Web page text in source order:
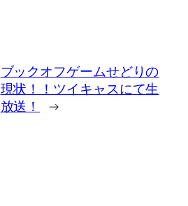
ブックオフゲームせどりの
現状！！ツイキャスにて生
放送！
→